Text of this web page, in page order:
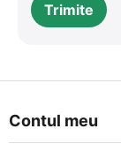
Trimite
Contul meu